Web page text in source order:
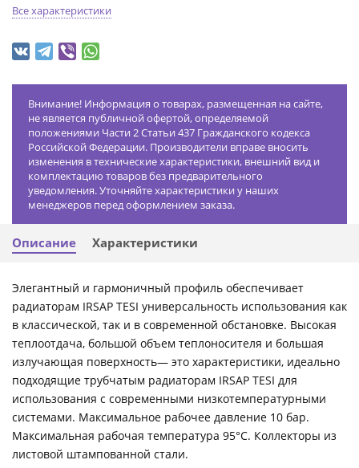
Все характеристики
Внимание! Информация о товарах, размещенная на сайте,
не является публичной офертой, определяемой
положениями Части 2 Статьи 437 Гражданского кодекса
Российской Федерации. Производители вправе вносить
изменения в технические характеристики, внешний вид и
комплектацию товаров без предварительного
уведомления. Уточняйте характеристики у наших
менеджеров перед оформлением заказа.
Описание Характеристики
Элегантный и гармоничный профиль обеспечивает
радиаторам IRSAP TESI универсальность использования как
в классической, так и в современной обстановке. Высокая
теплоотдача, большой объем теплоносителя и большая
излучающая поверхность— это характеристики, идеально
подходящие трубчатым радиаторам IRSAP TESI для
использования с современными низкотемпературными
системами. Максимальное рабочее давление 10 бар.
Максимальная рабочая температура 95°С. Коллекторы из
листовой штампованной стали.